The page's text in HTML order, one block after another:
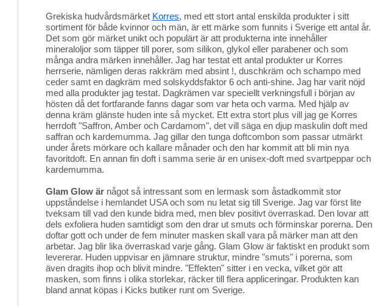
Grekiska hudvårdsmärket Korres, med ett stort antal enskilda produkter i sitt
sortiment för både kvinnor och män, är ett märke som funnits i Sverige ett antal år.
Det som gör märket unikt och populärt är att produkterna inte innehåller
mineraloljor som täpper till porer, som silikon, glykol eller parabener och som
många andra märken innehåller. Jag har testat ett antal produkter ur Korres
herrserie, nämligen deras rakkräm med absint !, duschkräm och schampo med
ceder samt en dagkräm med solskyddsfaktor 6 och anti-shine. Jag har varit nöjd
med alla produkter jag testat. Dagkrämen var speciellt verkningsfull i början av
hösten då det fortfarande fanns dagar som var heta och varma. Med hjälp av
denna kräm glänste huden inte så mycket. Ett extra stort plus vill jag ge Korres
herrdoft "Saffron, Amber och Cardamom", det vill säga en djup maskulin doft med
saffran och kardemumma. Jag gillar den tunga doftcombon som passar utmärkt
under årets mörkare och kallare månader och den har kommit att bli min nya
favoritdoft. En annan fin doft i samma serie är en unisex-doft med svartpeppar och
kardemumma.
Glam Glow är något så intressant som en lermask som åstadkommit stor
uppståndelse i hemlandet USA och som nu letat sig till Sverige. Jag var först lite
tveksam till vad den kunde bidra med, men blev positivt överraskad. Den lovar att
dels exfoliera huden samtidigt som den drar ut smuts och förminskar porerna. Den
doftar gott och under de fem minuter masken skall vara på märker man att den
arbetar. Jag blir lika överraskad varje gång. Glam Glow är faktiskt en produkt som
levererar. Huden uppvisar en jämnare struktur, mindre "smuts" i porerna, som
även dragits ihop och blivit mindre. "Effekten" sitter i en vecka, vilket gör att
masken, som finns i olika storlekar, räcker till flera appliceringar. Produkten kan
bland annat köpas i Kicks butiker runt om Sverige.